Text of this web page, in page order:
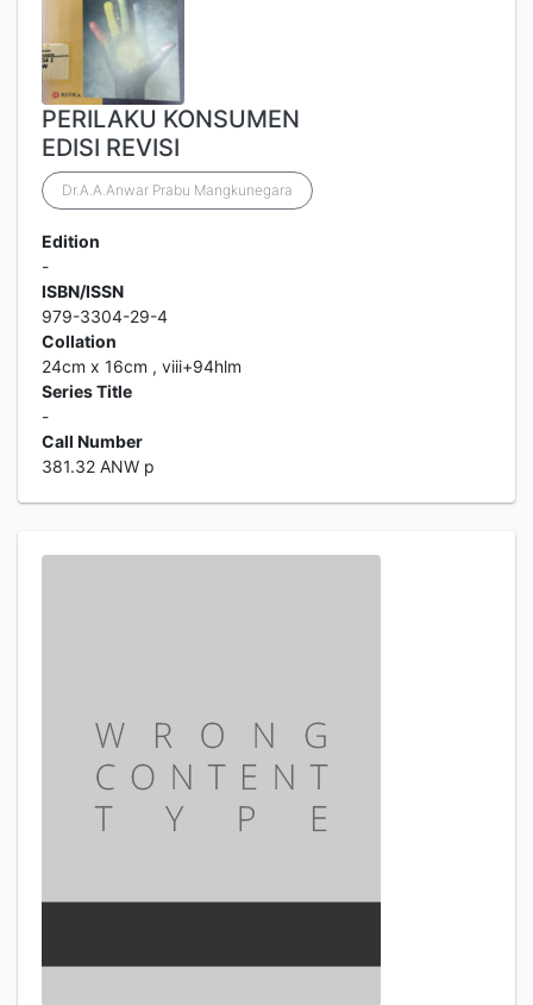
PERILAKU KONSUMEN
EDISI REVISI
Dr.A.A.Anwar Prabu Mangkunegara
Edition
-
ISBN/ISSN
979-3304-29-4
Collation
24cm x 16cm , viii+94hlm
Series Title
-
Call Number
381.32 ANW p